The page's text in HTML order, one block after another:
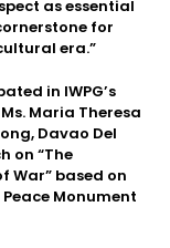
as essential
for
era.”
in IWPG’s
Maria Theresa
Davao Del
on “The
War” based on
Peace Monument